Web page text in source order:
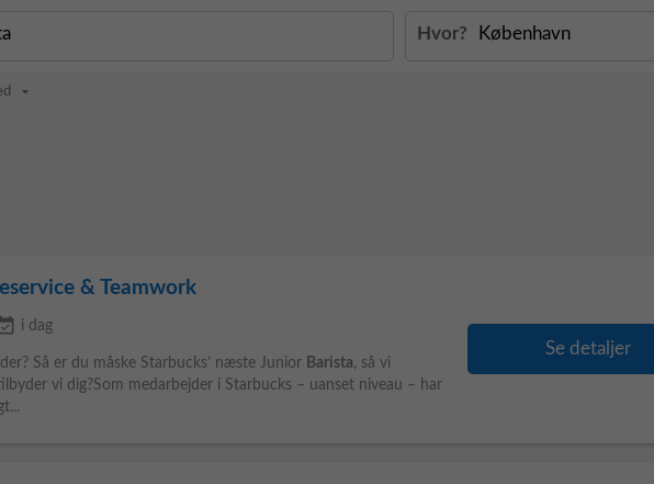
Hvor?
& Teamwork
event_available i dag
Så er du måske Starbucks’ næste Junior Barista, så vi
vi dig?Som medarbejder i Starbucks – uanset niveau – har
Se detaljer